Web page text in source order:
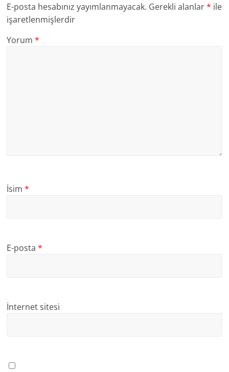
E-posta hesabınız yayımlanmayacak. Gerekli alanlar* ile
işaretlenmişlerdir
Yorum*
İsim*
E-posta*
İnternet sitesi